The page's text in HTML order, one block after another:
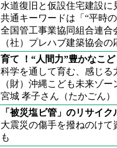
水道復旧と仮設住宅建設
共通キーワードは「“平時
全国管工事業協同組合連合
（社）プレハブ建築協会
育て ！“人間力”豊かなこ
科学を通して育む、感じ
（財）沖縄こども未来ゾ
宮城 孝子さん（たかごん）
「被災塩ビ管」のリサイ
大震災の傷手を撥ねのけ
も